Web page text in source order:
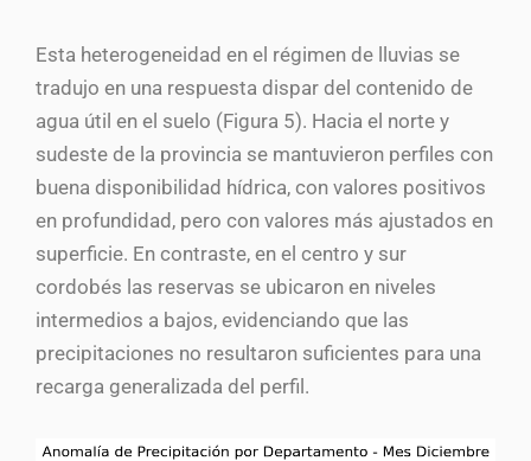
Esta heterogeneidad en el régimen de lluvias se
tradujo en una respuesta dispar del contenido de
agua útil en el suelo (Figura 5). Hacia el norte y
sudeste de la provincia se mantuvieron perfiles con
buena disponibilidad hídrica, con valores positivos
en profundidad, pero con valores más ajustados en
superficie. En contraste, en el centro y sur
cordobés las reservas se ubicaron en niveles
intermedios a bajos, evidenciando que las
precipitaciones no resultaron suficientes para una
recarga generalizada del perfil.